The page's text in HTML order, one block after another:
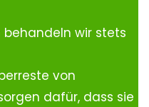
wir stets
von
dafür, dass sie